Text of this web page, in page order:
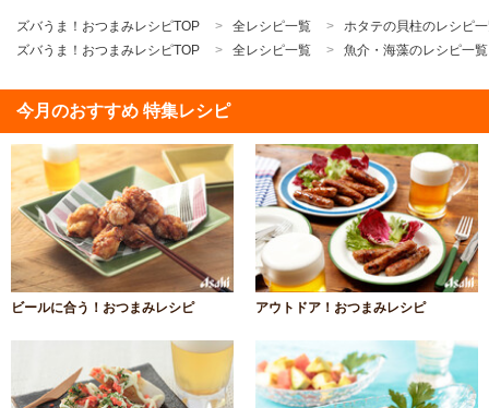
ズバうま！おつまみレシピTOP 全レシピ一覧
ホタテの貝柱のレシピ
ズバうま！おつまみレシピTOP
全レシピ一覧 魚介・海藻のレシピ一覧
今月のおすすめ 特集レシピ
ビールに合う！おつまみレシピ アウトドア！おつまみレシピ